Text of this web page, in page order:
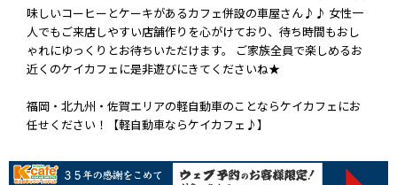
味しいコーヒーとケーキがあるカフェ併設の車屋さん♪♪ 女性一
人でもご来店しやすい店舗作りを心がけており、待ち時間もおし
ゃれにゆっくりとお待ちいただけます。 ご家族全員で楽しめるお
近くのケイカフェに是非遊びにきてくださいね★
福岡・北九州・佐賀エリアの軽自動車のことならケイカフェにお
任せください！【軽自動車ならケイカフェ♪】